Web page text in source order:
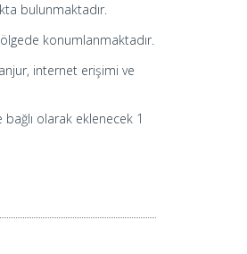
bulunmaktadır.
konumlanmaktadır.
internet erişimi ve
olarak eklenecek 1